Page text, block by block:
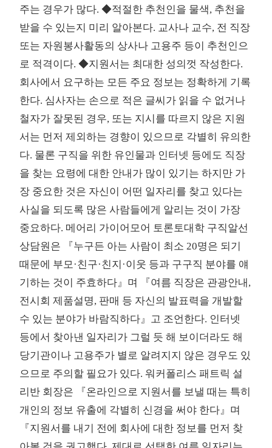
주는 경우가 많다. ◆적절한 추천인을 물색, 추천을
받을 수 있는지 미리 알아본다. 교사나 교수, 전 직장
또는 자원봉사활동의 상사나 고용주 등이 추천인으
로 적격이다. ◆지원서는 최대한 성의껏 작성한다.
회사에서 요구하는 모든 주요 정보는 정확하게 기록
한다. 심사자는 손으로 적은 글씨가 읽을 수 없거나
철자가 잘못된 경우, 또는 지시를 따르지 않은 지원
서는 먼저 제외하는 경향이 있으므로 각별히 유의한
다. 물론 구직을 위한 유인물과 인터넷 등에도 직장
을 찾는 요령에 대한 안내가 많이 있기는 하지만 가
장 중요한 것은 자신이 어떤 일자리를 찾고 있다는
사실을 되도록 많은 사람들에게 알리는 것이 가장
중요하다. 메어리 가이어모어 토론토대학 구직알선
상담원은 『누구든 아는 사람이 최소 20명은 되기
때문에 부모·친구·친지·이웃 등과 구구직 분야를 얘
기하는 것이 주효하다』며 『여름 직장은 관광안내,
전시회 제품설명, 판매 등 자신의 발표력을 개발할
수 있는 분야가 바람직하다』고 조언한다. 인터넷
등에서 찾아낸 일자리가 그럴 듯 해 보이더라도 해
당기관이나 고용주가 별로 알려지지 않은 경우도 있
으므로 주의할 필요가 있다. 워커폴리스 패트릭 설
리반 회장은 『온라인으로 지원서를 보낼 때는 특히
개인의 정보 유출에 각별히 신경을 써야 한다』며
『지원서를 내기 전에 회사에 대한 정보를 먼저 찾